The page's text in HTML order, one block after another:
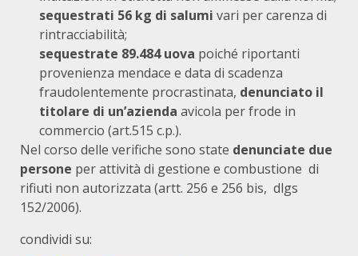
sequestrati 56 kg di salumi vari per carenza di
rintracciabilità;
sequestrate 89.484 uova poiché riportanti
provenienza mendace e data di scadenza
fraudolentemente procrastinata, denunciato il
titolare di un’azienda avicola per frode in
commercio (art.515 c.p.).
Nel corso delle verifiche sono state denunciate due
persone per attività di gestione e combustione di
rifiuti non autorizzata (artt. 256 e 256 bis, dlgs
152/2006).
condividi su: